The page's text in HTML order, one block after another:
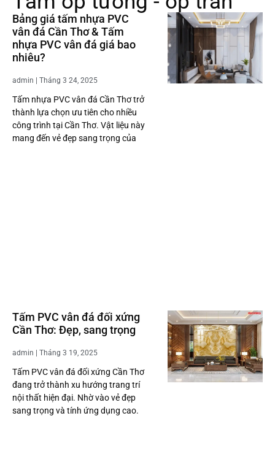
Bảng giá tấm nhựa PVC
vân đá Cần Thơ & Tấm
nhựa PVC vân đá giá bao
nhiêu?
admin Tháng 3 24, 2025
Tấm nhựa PVC vân đá Cần Thơ trở
thành lựa chọn ưu tiên cho nhiều
công trình tại Cần Thơ. Vật liệu này
mang đến vẻ đẹp sang trọng của
Tấm PVC vân đá đối xứng
Cần Thơ: Đẹp, sang trọng
admin Tháng 3 19, 2025
Tấm PVC vân đá đối xứng Cần Thơ
đang trở thành xu hướng trang trí
nội thất hiện đại. Nhờ vào vẻ đẹp
sang trọng và tính ứng dụng cao.